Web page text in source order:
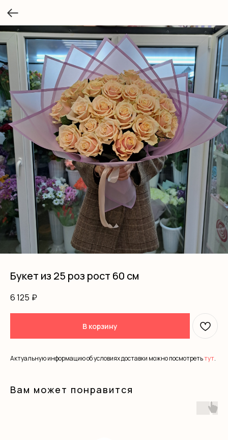
Букет из 25 роз рост 60 см
6 125 ₽
В корзину
Актуальную информацию об условиях доставки можно посмотретьтут.
Вам может понравится